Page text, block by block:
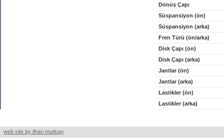
Dönüş Çapı
Süspansiyon (ön)
Süspansiyon (arka)
Fren Türü (ön/arka)
Disk Çapı (ön)
Disk Çapı (arka)
Jantlar (ön)
Jantlar (arka)
Lastikler (ön)
Lastikler (arka)
web site by ilhan mutluay